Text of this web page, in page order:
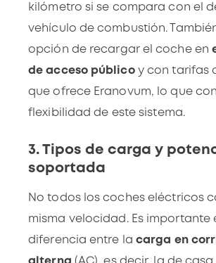
kilómetro si se compara con el
vehículo de combustión.
opción de recargar el coche en
de acceso públicoy con tarifas
que ofrece Eranovum, lo que
flexibilidad de este sistema.
3. Tipos de carga y
soportada
No todos los coches eléctricos
misma velocidad. Es importante
diferencia entre lacarga en